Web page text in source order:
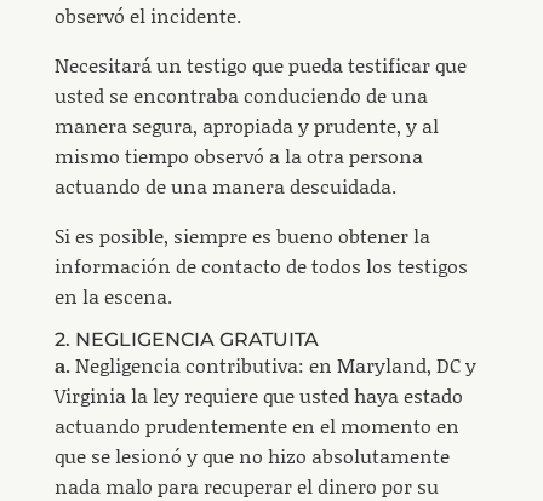
observó el incidente.
Necesitará un testigo que pueda testificar que
usted se encontraba conduciendo de una
manera segura, apropiada y prudente, y al
mismo tiempo observó a la otra persona
actuando de una manera descuidada.
Si es posible, siempre es bueno obtener la
información de contacto de todos los testigos
en la escena.
2. NEGLIGENCIA GRATUITA
a.Negligencia contributiva: en Maryland, DC y
Virginia la ley requiere que usted haya estado
actuando prudentemente en el momento en
que se lesionó y que no hizo absolutamente
nada malo para recuperar el dinero por su